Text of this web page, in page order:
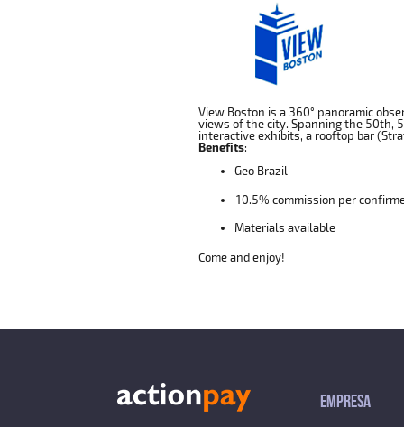
View Boston is a 360° panoramic
views of the city. Spanning the 50th,
interactive exhibits, a rooftop bar
Benefits:
Geo Brazil
10.5% commission per
Materials available
Come and enjoy!
EMPRESA